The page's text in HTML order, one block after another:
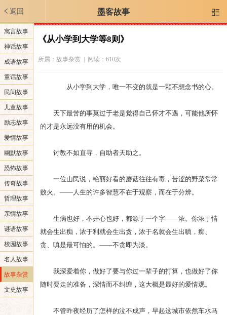
返回 墨客故事 
寓言故事
神话故事
成语故事
童话故事
民间故事
儿童故事
励志故事
爱情故事
幽默故事
恐怖故事
传奇故事
哲理故事
亲情故事
谜语故事
校园故事
名人故事
故事杂赏
文史故事
《从小学到大学等8则》
所属： 故事杂赏| 阅读：610次
从小学到大学，唯一不变的就是一颗不想念书的心。
天下最苦的事莫过于老是觉得自己怀才不遇，可能他所怀
的才是永远没有用的机会。
讨教不如直寻，自助者天助之。
一位山民说，艳丽好看的蘑菇往往有毒，苦涩的野菜常常
败火。——人生的许多智慧不在于观察，而在于分辨。
生病也好，不开心也好，都源于一个字——浓。你浓于情
就会生出痴，浓于利就会生出贪，浓于名就会生出嗔，痴、
贪、嗔是最可怕的。——不贪即为淡。
我深爱着你，做好了要与你过一辈子的打算，也做好了你
随时要走的准备，深情而不纠缠，这大概是最好的爱情观。
不管昨夜经历了怎样的泣不成声，早起这城市依然车水马